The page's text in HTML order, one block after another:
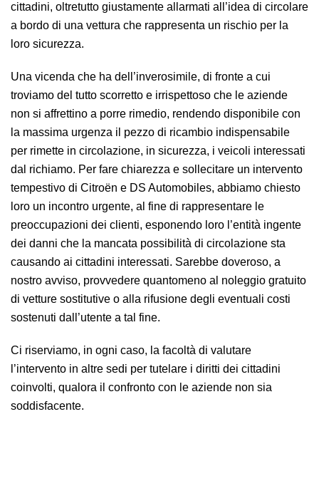
cittadini, oltretutto giustamente allarmati all’idea di circolare
a bordo di una vettura che rappresenta un rischio per la
loro sicurezza.
Una vicenda che ha dell’inverosimile, di fronte a cui
troviamo del tutto scorretto e irrispettoso che le aziende
non si affrettino a porre rimedio, rendendo disponibile con
la massima urgenza il pezzo di ricambio indispensabile
per rimette in circolazione, in sicurezza, i veicoli interessati
dal richiamo. Per fare chiarezza e sollecitare un intervento
tempestivo di Citroën e DS Automobiles, abbiamo chiesto
loro un incontro urgente, al fine di rappresentare le
preoccupazioni dei clienti, esponendo loro l’entità ingente
dei danni che la mancata possibilità di circolazione sta
causando ai cittadini interessati. Sarebbe doveroso, a
nostro avviso, provvedere quantomeno al noleggio gratuito
di vetture sostitutive o alla rifusione degli eventuali costi
sostenuti dall’utente a tal fine.
Ci riserviamo, in ogni caso, la facoltà di valutare
l’intervento in altre sedi per tutelare i diritti dei cittadini
coinvolti, qualora il confronto con le aziende non sia
soddisfacente.